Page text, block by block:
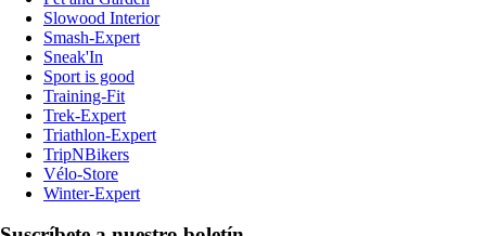
Slowood Interior
Smash-Expert
Sneak'In
Sport is good
Training-Fit
Trek-Expert
Triathlon-Expert
TripNBikers
Vélo-Store
Winter-Expert